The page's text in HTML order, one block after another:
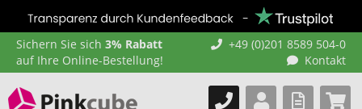
Sichern Sie sich 3% Rabatt
auf Ihre Online-Bestellung!
+49 (0)201 8589 504-0
Kontakt